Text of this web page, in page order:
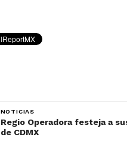
NOTICIAS
Regio Operadora festeja a
de CDMX